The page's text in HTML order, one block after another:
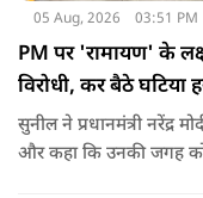
05 Aug, 2026 03:51 PM
PM पर 'रामायण' के
विरोधी, कर बैठे घटिया
सुनील ने प्रधानमंत्री नरेंद्र
और कहा कि उनकी जगह